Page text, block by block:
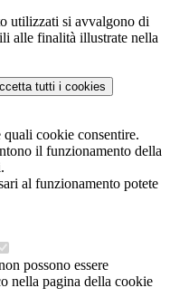
utilizzati si avvalgono di
alle finalità illustrate nella
tutti i cookies
quali cookie consentire.
il funzionamento della
al funzionamento potete
possono essere
nella pagina della cookie